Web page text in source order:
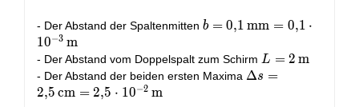
- Der Abstand der Spaltenmitten b = 0,1 \,
= 0,1 \cdot
10^{-3} \,
b = 0,1 mm = 0,1 ⋅
10−3 m
- Der Abstand vom Doppelspalt zum Schirm L = 2 \,
\text{m}
L = 2 m
- Der Abstand der beiden ersten Maxima \Delta s =
Δs =
2,5 cm = 2,5 ⋅ 10−2 m